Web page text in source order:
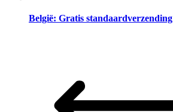
België: Gratis standaardverzending